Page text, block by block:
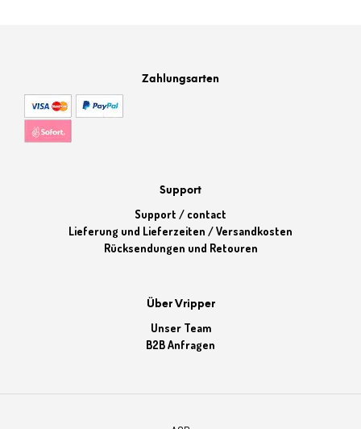
Zahlungsarten
Support
Support / contact
Lieferung und Lieferzeiten / Versandkosten
Rücksendungen und Retouren
Über Vripper
Unser Team
B2B Anfragen